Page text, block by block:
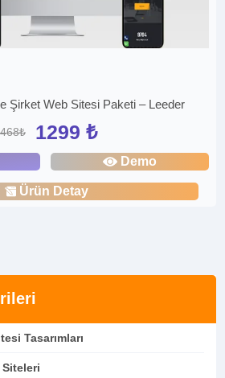
Tasarımları
Siteleri
Şirket Web Sitesi Paketi – Leeder
1299 ₺
Demo
Ürün Detay